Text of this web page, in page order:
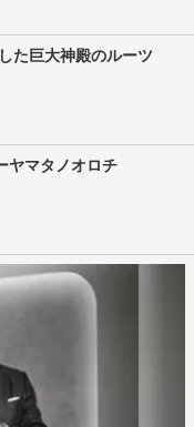
た巨大神殿のルーツ
ヤマタノオロチ